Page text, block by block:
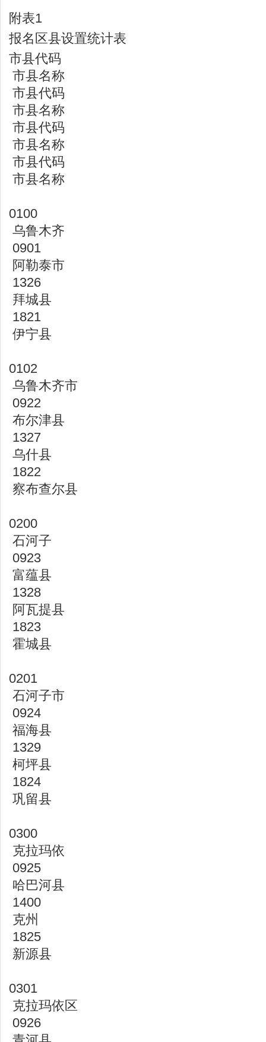
附表1
报名区县设置统计表
市县代码
市县名称
市县代码
市县名称
市县代码
市县名称
市县代码
市县名称
0100
乌鲁木齐
0901
阿勒泰市
1326
拜城县
1821
伊宁县
0102
乌鲁木齐市
0922
布尔津县
1327
乌什县
1822
察布查尔县
0200
石河子
0923
富蕴县
1328
阿瓦提县
1823
霍城县
0201
石河子市
0924
福海县
1329
柯坪县
1824
巩留县
0300
克拉玛依
0925
哈巴河县
1400
克州
1825
新源县
0301
克拉玛依区
0926